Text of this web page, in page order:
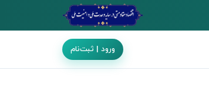
ورود | ثبت‌نام